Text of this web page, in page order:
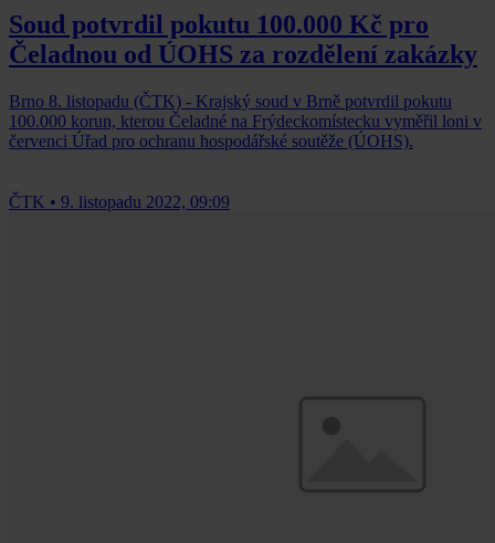
Soud potvrdil pokutu 100.000 Kč pro
Čeladnou od ÚOHS za rozdělení zakázky
Brno 8. listopadu (ČTK) - Krajský soud v Brně potvrdil pokutu
100.000 korun, kterou Čeladné na Frýdeckomístecku vyměřil loni v
červenci Úřad pro ochranu hospodářské soutěže (ÚOHS).
ČTK • 9. listopadu 2022, 09:09